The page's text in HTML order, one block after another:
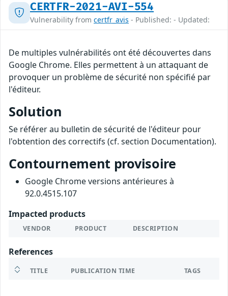
CERTFR-2021-AVI-554
Vulnerability from certfr_avis - Published: - Updated:
De multiples vulnérabilités ont été découvertes dans
Google Chrome. Elles permettent à un attaquant de
provoquer un problème de sécurité non spécifié par
l'éditeur.
Solution
Se référer au bulletin de sécurité de l'éditeur pour
l'obtention des correctifs (cf. section Documentation).
Contournement provisoire
Google Chrome versions antérieures à
92.0.4515.107
Impacted products
VENDOR PRODUCT DESCRIPTION
References
TITLE PUBLICATION TIME TAGS